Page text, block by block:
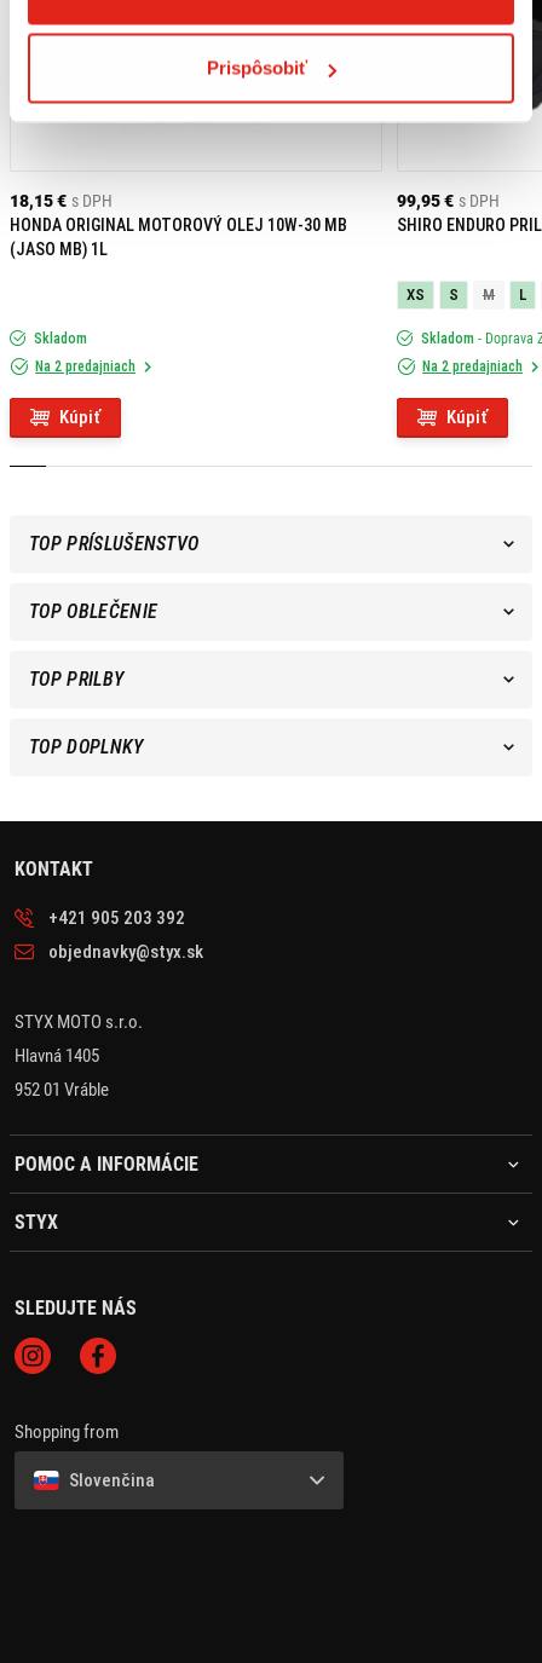
Prispôsobiť
18,15 € s DPH
HONDA ORIGINAL MOTOROVÝ OLEJ 10W-30 MB
(JASO MB) 1L
Skladom
Na 2 predajniach
Kúpiť
99,95 € s DPH
SHIRO ENDURO
XS S M L
Skladom - Doprava
Na 2 predajniach
Kúpiť
TOP PRÍSLUŠENSTVO
TOP OBLEČENIE
TOP PRILBY
TOP DOPLNKY
KONTAKT
+421 905 203 392
objednavky@styx.sk
STYX MOTO s.r.o.
Hlavná 1405
952 01 Vráble
POMOC A INFORMÁCIE
STYX
SLEDUJTE NÁS
Shopping from
Slovenčina